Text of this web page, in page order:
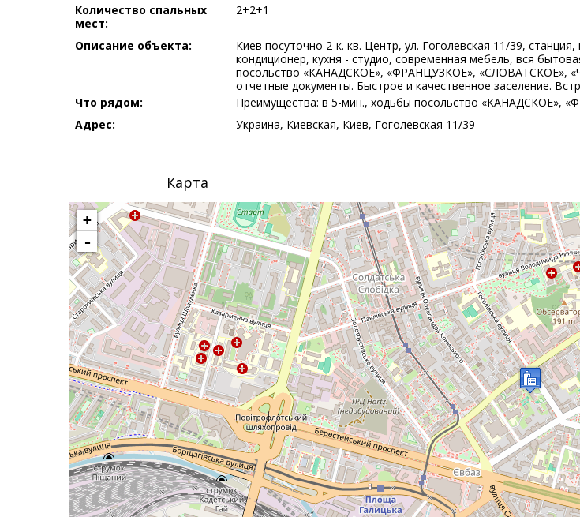
Количество спальных
мест:
2+2+1
Описание объекта:
Киев посуточно 2-к. кв. Центр, ул. Гоголевская 11/39,
кондиционер, кухня - студио, современная мебель, вся
посольство «КАНАДСКОЕ», «ФРАНЦУЗКОЕ», «СЛОВАТСКОЕ»,
отчетные документы. Быстрое и качественное заселение.
Что рядом:
Преимущества: в 5-мин., ходьбы посольство
Адрес:
Украина, Киевская, Киев, Гоголевская 11/39
Карта
+
-